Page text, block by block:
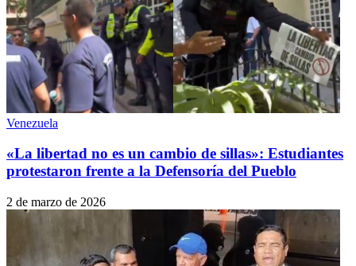
Venezuela
«La libertad no es un cambio de sillas»: Estudiantes
protestaron frente a la Defensoría del Pueblo
2 de marzo de 2026